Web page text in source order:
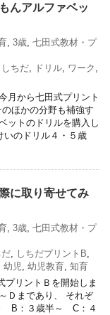
んアルファベッ
, 3歳, 七田式教材・プ
しちだ, ドリル, ワーク ,
月から七田式プリント
ほかの分野も補強す
ットのドリルを購入し
のドリル４・５歳
に取り寄せてみ
, 3歳, 七田式教材・プ
だ, しちだプリントB,
幼児, 幼児教育, 知育
プリントＢを開始しま
Ｄまであり、 それぞ
B：３歳半～ C：４